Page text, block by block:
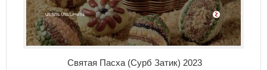
Святая Пасха (Сурб Затик) 2023